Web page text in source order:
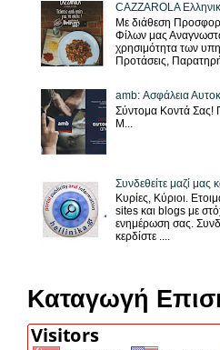
CAZZAROLA
Με διάθεση
Φίλων μας
χρησιμότητα των
Προτάσεις,
amb: Ασφάλεια
Σύντομα Κοντά Σας!
M...
Συνδεθείτε μαζί μας
Κυρίες, Κύριοι.
sites και blogs με
ενημέρωση σας.
κερδίστε ....
Καταγωγή